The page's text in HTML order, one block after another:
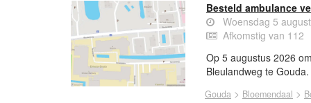
Besteld ambulance
Woensdag 5
Afkomstig van 112
Op 5 augustus 2026
Bleulandweg te Gouda.
Gouda > Bloemendaal >